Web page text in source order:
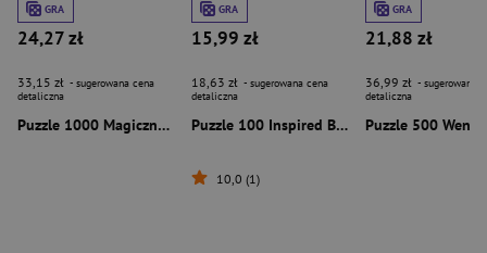
GRA
24,27 zł
33,15 zł - sugerowana cena
detaliczna
Puzzle 1000 Magiczna biblioteka 10975
GRA
15,99 zł
18,63 zł - sugerowana cena
detaliczna
Puzzle 100 Inspired By Dino World wzór 1 Rodzina Treflików 16578
10,0 (1)
GRA
21,88 zł
36,99 zł - sugerowana
detaliczna